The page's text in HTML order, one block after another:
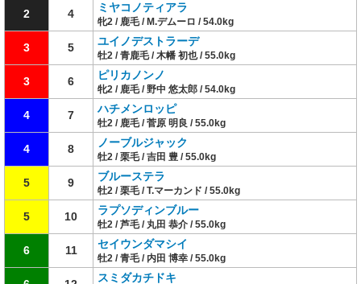
2 4 ミヤコノティアラ
牝2 / 鹿毛 / M.デムーロ / 54.0kg
3 5 ユイノデストラーデ
牡2 / 青鹿毛 / 木幡 初也 / 55.0kg
3 6 ピリカノンノ
牝2 / 鹿毛 / 野中 悠太郎 / 54.0kg
4 7 ハチメンロッピ
牡2 / 鹿毛 / 菅原 明良 / 55.0kg
4 8 ノーブルジャック
牡2 / 栗毛 / 吉田 豊 / 55.0kg
5 9 ブルーステラ
牡2 / 栗毛 / T.マーカンド / 55.0kg
5 10 ラプソディンブルー
牡2 / 芦毛 / 丸田 恭介 / 55.0kg
6 11 セイウンダマシイ
牡2 / 青毛 / 内田 博幸 / 55.0kg
スミダカチドキ